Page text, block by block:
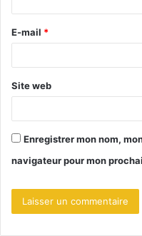
e
*
E-mail *
Site web
Enregistrer mon nom,
navigateur pour mon